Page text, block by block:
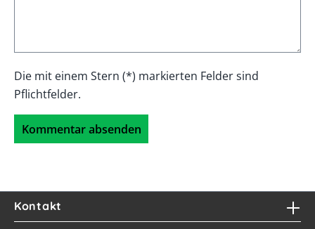
Die mit einem Stern (*) markierten Felder sind
Pflichtfelder.
Kommentar absenden
Kontakt